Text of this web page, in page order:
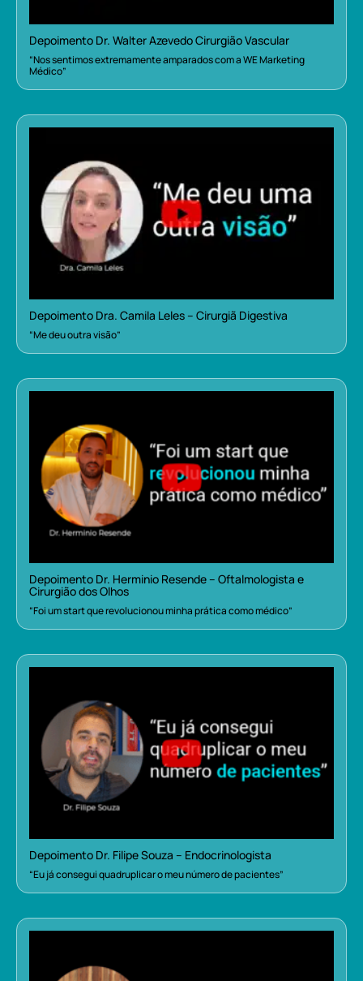
Depoimento Dr. Walter Azevedo Cirurgião Vascular
“Nos sentimos extremamente amparados com a WE Marketing
Médico”
Depoimento Dra. Camila Leles – Cirurgiã Digestiva
“Me deu outra visão”
Depoimento Dr. Herminio Resende – Oftalmologista e
Cirurgião dos Olhos
“Foi um start que revolucionou minha prática como médico”
Depoimento Dr. Filipe Souza – Endocrinologista
“Eu já consegui quadruplicar o meu número de pacientes”